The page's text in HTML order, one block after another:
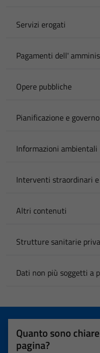
Servizi erogati
Pagamenti dell'
Opere pubbliche
Pianificazione e
Informazioni ambientali
Interventi straordinari
Altri contenuti
Strutture sanitarie
Dati non più soggetti a
Quanto sono
pagina?